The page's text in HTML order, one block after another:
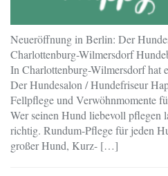
Neueröffnung in Berlin: Der
Charlottenburg-Wilmersdorf
In Charlottenburg-Wilmersdorf hat
Der Hundesalon / Hundefriseur
Fellpflege und Verwöhnmomente
Wer seinen Hund liebevoll pflegen
richtig. Rundum-Pflege für jeden
großer Hund, Kurz- […]